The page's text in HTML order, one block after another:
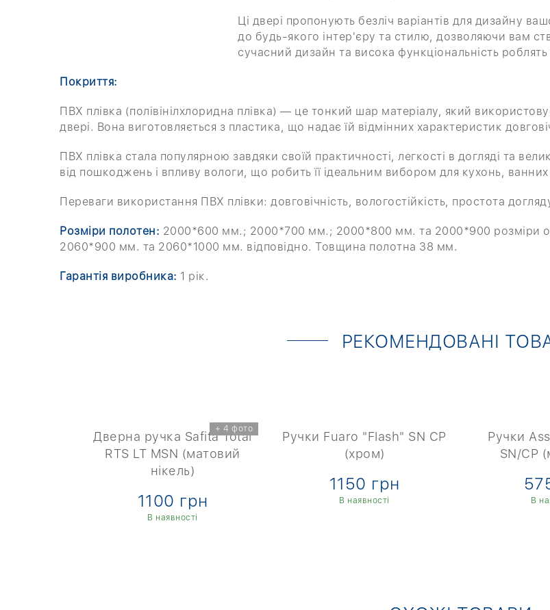
Ці двері пропонують безліч варіантів для дизайну
до будь-якого інтер'єру та стилю, дозволяючи вам
сучасний дизайн та висока функціональність
Покриття:
ПВХ плівка (полівінілхлоридна плівка) — це тонкий шар матеріалу, який
двері. Вона виготовляється з пластика, що надає їй відмінних характеристик
ПВХ плівка стала популярною завдяки своїй практичності, легкості в догляді та
від пошкоджень і впливу вологи, що робить її ідеальним вибором для кухонь,
Переваги використання ПВХ плівки: довговічність, вологостійкість, простота
Розміри полотен: 2000*600 мм.; 2000*700 мм.; 2000*800 мм. та 2000*900 розміри
2060*900 мм. та 2060*1000 мм. відповідно. Товщина полотна 38 мм.
Гарантія виробника: 1 рік.
РЕКОМЕНДОВАНІ
+ 4 фото
Дверна ручка Safita Total
RTS LT MSN (матовий
нікель)
1100 грн
В наявності
Ручки Fuaro "Flash" SN CP
(хром)
1150 грн
В наявності
Ручки
SN/CP
В